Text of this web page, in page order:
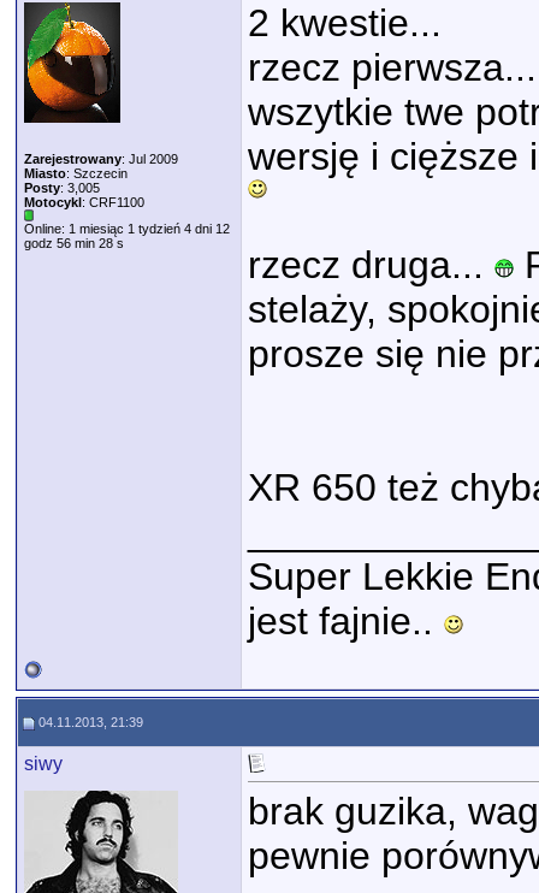
Zarejestrowany: Jul 2009
Miasto: Szczecin
Posty: 3,005
Motocykl: CRF1100
Online: 1 miesiąc 1 tydzień 4 dni 12
godz 56 min 28 s
2 kwestie...
rzecz
wszytkie twe
wersję i cięższe
rzecz druga...
stelaży,
prosze się nie
XR 650 też
Super Lekkie
jest fajnie..
04.11.2013, 21:39
siwy
brak guzika,
pewnie